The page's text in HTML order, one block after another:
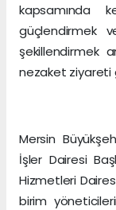
kapsamında
güçlendirmek
şekillendirmek
nezaket ziyareti
Mersin
İşler Dairesi
Hizmetleri
birim